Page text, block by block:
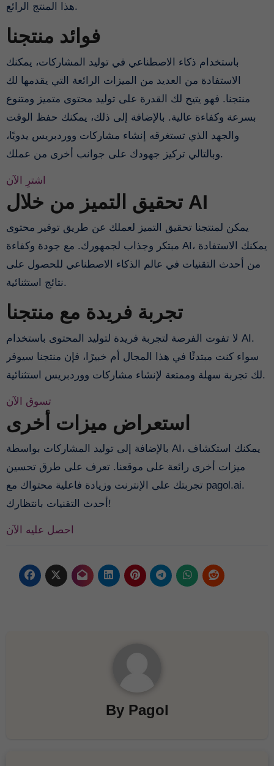
هذا المنتج الرائع.
فوائد منتجنا
باستخدام ذكاء الاصطناعي في توليد المشاركات، يمكنك
الاستفادة من العديد من الميزات الرائعة التي يقدمها لك
منتجنا. فهو يتيح لك القدرة على توليد محتوى متميز ومتنوع
بسرعة وكفاءة عالية. بالإضافة إلى ذلك، يمكنك حفظ الوقت
والجهد الذي تستغرقه إنشاء مشاركات ووردبريس يدويًا،
وبالتالي تركيز جهودك على جوانب أخرى من عملك.
اشترِ الآن
تحقيق التميز من خلال AI
يمكن لمنتجنا تحقيق التميز لعملك عن طريق توفير محتوى
مبتكر وجذاب لجمهورك. مع جودة وكفاءة AI، يمكنك الاستفادة
من أحدث التقنيات في عالم الذكاء الاصطناعي للحصول على
نتائج استثنائية.
تجربة فريدة مع منتجنا
لا تفوت الفرصة لتجربة فريدة لتوليد المحتوى باستخدام AI.
سواء كنت مبتدئًا في هذا المجال أم خبيرًا، فإن منتجنا سيوفر
لك تجربة سهلة وممتعة لإنشاء مشاركات ووردبريس استثنائية.
تسوق الآن
استعراض ميزات أخرى
بالإضافة إلى توليد المشاركات بواسطة AI، يمكنك استكشاف
ميزات أخرى رائعة على موقعنا. تعرف على طرق تحسين
تجربتك على الإنترنت وزيادة فاعلية محتواك مع pagol.ai.
أحدث التقنيات بانتظارك!
احصل عليه الآن
By Pagol